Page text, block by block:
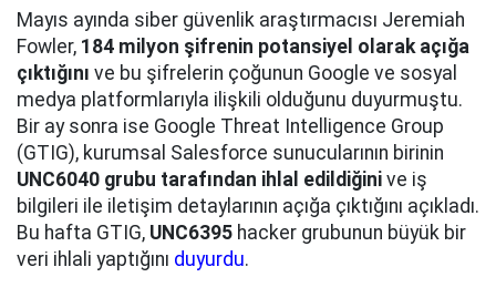
Mayıs ayında siber güvenlik araştırmacısı Jeremiah
Fowler, 184 milyon şifrenin potansiyel olarak açığa
çıktığını ve bu şifrelerin çoğunun Google ve sosyal
medya platformlarıyla ilişkili olduğunu duyurmuştu.
Bir ay sonra ise Google Threat Intelligence Group
(GTIG), kurumsal Salesforce sunucularının birinin
UNC6040 grubu tarafından ihlal edildiğini ve iş
bilgileri ile iletişim detaylarının açığa çıktığını açıkladı.
Bu hafta GTIG, UNC6395 hacker grubunun büyük bir
veri ihlali yaptığını duyurdu.